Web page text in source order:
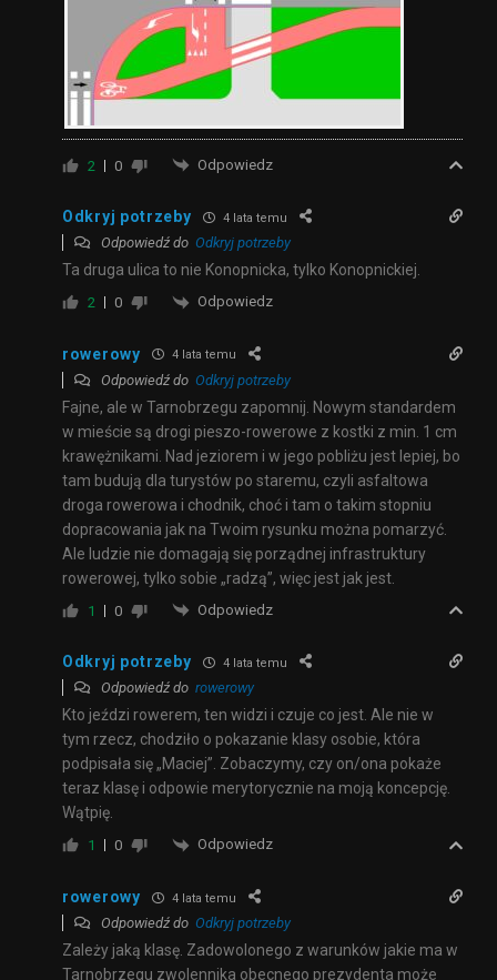
2 0 Odpowiedz
Odkryj potrzeby 4 lata temu
Odpowiedź do Odkryj potrzeby
Ta druga ulica to nie Konopnicka, tylko Konopnickiej.
2 0 Odpowiedz
rowerowy 4 lata temu
Odpowiedź do Odkryj potrzeby
Fajne, ale w Tarnobrzegu zapomnij. Nowym standardem
w mieście są drogi pieszo-rowerowe z kostki z min. 1 cm
krawężnikami. Nad jeziorem i w jego pobliżu jest lepiej, bo
tam budują dla turystów po staremu, czyli asfaltowa
droga rowerowa i chodnik, choć i tam o takim stopniu
dopracowania jak na Twoim rysunku można pomarzyć.
Ale ludzie nie domagają się porządnej infrastruktury
rowerowej, tylko sobie „radzą”, więc jest jak jest.
1 0 Odpowiedz
Odkryj potrzeby 4 lata temu
Odpowiedź do rowerowy
Kto jeździ rowerem, ten widzi i czuje co jest. Ale nie w
tym rzecz, chodziło o pokazanie klasy osobie, która
podpisała się „Maciej”. Zobaczymy, czy on/ona pokaże
teraz klasę i odpowie merytorycznie na moją koncepcję.
Wątpię.
1 0 Odpowiedz
rowerowy 4 lata temu
Odpowiedź do Odkryj potrzeby
Zależy jaką klasę. Zadowolonego z warunków jakie ma w
Tarnobrzegu zwolennika obecnego prezydenta może